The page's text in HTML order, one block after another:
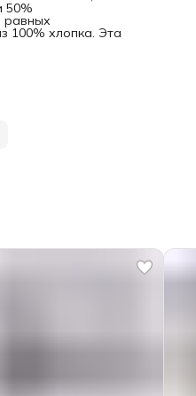
50%
равных
100% хлопка. Эта